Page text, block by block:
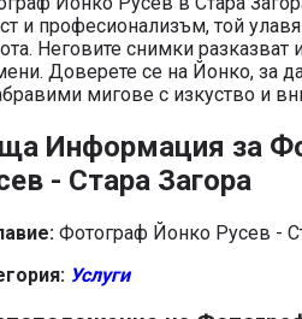
и професионализъм, той
Неговите снимки разказват
Доверете се на Йонко, за
мигове с изкуство и
Информация за
- Стара Загора
Фотограф Йонко Русев -
Услуги